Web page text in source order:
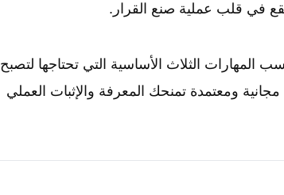
في قلب عملية صنع القرار.
الثلاث الأساسية التي تحتاجها لتصبح
ومعتمدة تمنحك المعرفة والإثبات العملي